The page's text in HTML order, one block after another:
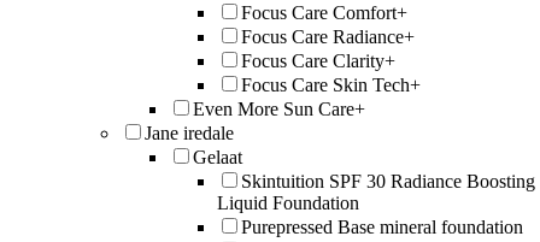
Focus Care Comfort+
Focus Care Radiance+
Focus Care Clarity+
Focus Care Skin Tech+
Even More Sun Care+
Jane iredale
Gelaat
Skintuition SPF 30 Radiance Boosting
Liquid Foundation
Purepressed Base mineral foundation